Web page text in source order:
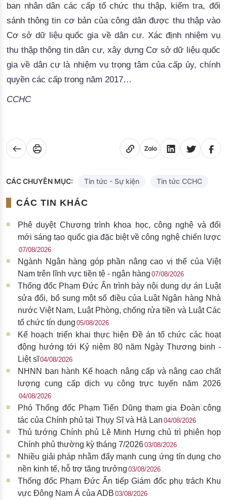
ban nhân dân các cấp tổ chức thu thập, kiểm tra, đối
sánh thông tin cơ bản của công dân được thu thập vào
Cơ sở dữ liệu quốc gia về dân cư. Xác định nhiệm vụ
thu thập thông tin dân cư, xây dựng Cơ sở dữ liệu quốc
gia về dân cư là nhiệm vụ trọng tâm của cấp ủy, chính
quyền các cấp trong năm 2017…
CCHC
CÁC CHUYÊN MỤC: Tin tức - Sự kiện Tin tức CCHC
CÁC TIN KHÁC
Phê duyệt Chương trình khoa học, công nghệ và đổi
mới sáng tạo quốc gia đặc biệt về công nghệ chiến lược
07/08/2026
Ngành Ngân hàng góp phần nâng cao vị thế của Việt
Nam trên lĩnh vực tiền tệ - ngân hàng 07/08/2026
Thống đốc Phạm Đức Ấn trình bày nội dung dự án Luật
sửa đổi, bổ sung một số điều của Luật Ngân hàng Nhà
nước Việt Nam, Luật Phòng, chống rửa tiền và Luật Các
tổ chức tín dụng 05/08/2026
Kế hoạch triển khai thực hiện Đề án tổ chức các hoạt
động hướng tới Kỷ niệm 80 năm Ngày Thương binh -
Liệt sĩ04/08/2026
NHNN ban hành Kế hoạch nâng cấp và nâng cao chất
lượng cung cấp dịch vụ công trực tuyến năm 2026
04/08/2026
Phó Thống đốc Phạm Tiến Dũng tham gia Đoàn công
tác của Chính phủ tại Thụy Sĩ và Hà Lan 04/08/2026
Thủ tướng Chính phủ Lê Minh Hưng chủ trì phiên họp
Chính phủ thường kỳ tháng 7/202603/08/2026
Nhiều giải pháp nhằm đẩy mạnh cung ứng tín dụng cho
nền kinh tế, hỗ trợ tăng trưởng 03/08/2026
Thống đốc Phạm Đức Ấn tiếp Giám đốc phụ trách Khu
vực Đông Nam Á của ADB 03/08/2026